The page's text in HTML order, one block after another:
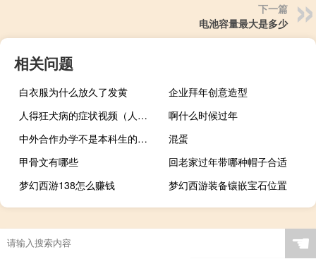
下一篇
电池容量最大是多少
相关问题
白衣服为什么放久了发黄
企业拜年创意造型
人得狂犬病的症状视频（人得狂犬病的症状）
啊什么时候过年
中外合作办学不是本科生的话能不能学
混蛋
甲骨文有哪些
回老家过年带哪种帽子合适
梦幻西游138怎么赚钱
梦幻西游装备镶嵌宝石位置
☚